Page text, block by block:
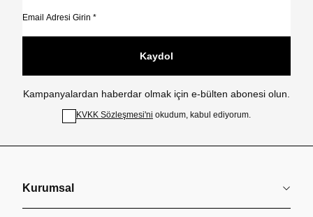
Kaydol
Kampanyalardan haberdar olmak için e-bülten abonesi olun.
KVKK Sözleşmesi'ni okudum, kabul ediyorum.
Kurumsal